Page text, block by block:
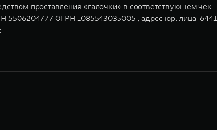
проставления «галочки» в соответствующем
ОГРН 1085543035005 , адрес юр. лица: